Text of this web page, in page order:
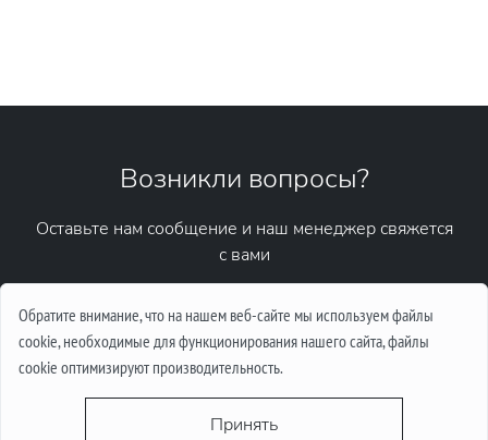
Обратите внимание, что на нашем веб-сайте мы используем файлы
cookie, необходимые для функционирования нашего сайта, файлы
cookie оптимизируют производительность.
Принять
Возникли вопросы?
Оставьте нам сообщение и наш менеджер свяжется
с вами
Написать сообщение